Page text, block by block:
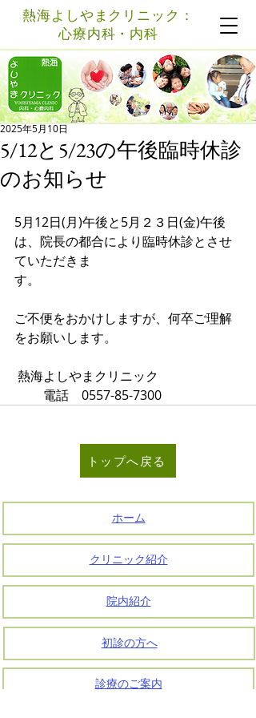
熱海よしやまクリニック：
心療内科・内科
記事
5/12と5/23の午後臨時休診
のお知らせ
2025年5月10日
5月12日(月)午後と5月２３日(金)午後
は、院長の都合により臨時休診とさせ
ていただきま
す。
ご不便をおかけしますが、何卒ご理解
をお願いします。
熱海よしやまクリニック
         電話　0557-85-7300
トップへ戻る
ホーム
クリニック紹介
院内紹介
初診の方へ
診療のご案内